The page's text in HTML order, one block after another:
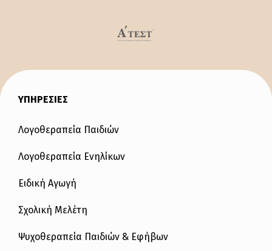
ΥΠΗΡΕΣΙΕΣ
Λογοθεραπεία Παιδιών
Λογοθεραπεία Ενηλίκων
Ειδική Αγωγή
Σχολική Μελέτη
Ψυχοθεραπεία Παιδιών & Εφήβων